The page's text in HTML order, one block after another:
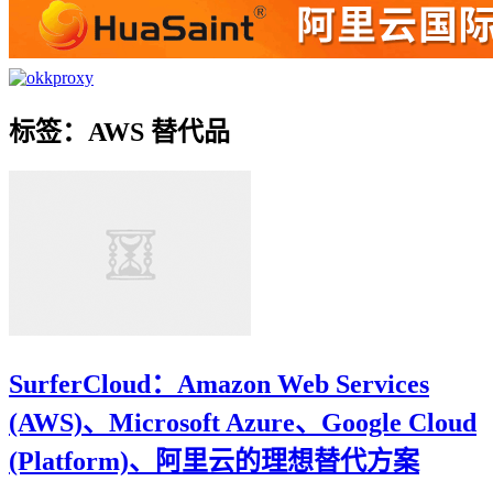
标签：AWS 替代品
SurferCloud：Amazon Web Services
(AWS)、Microsoft Azure、Google Cloud
(Platform)、阿里云的理想替代方案